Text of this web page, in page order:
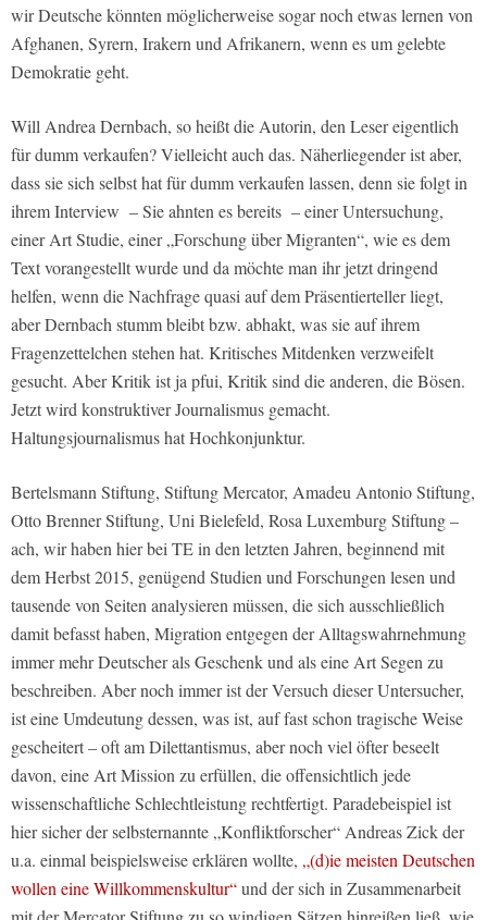
wir Deutsche könnten möglicherweise sogar noch etwas lernen von
Afghanen, Syrern, Irakern und Afrikanern, wenn es um gelebte
Demokratie geht.
Will Andrea Dernbach, so heißt die Autorin, den Leser eigentlich
für dumm verkaufen? Vielleicht auch das. Näherliegender ist aber,
dass sie sich selbst hat für dumm verkaufen lassen, denn sie folgt in
ihrem Interview – Sie ahnten es bereits – einer Untersuchung,
einer Art Studie, einer „Forschung über Migranten“, wie es dem
Text vorangestellt wurde und da möchte man ihr jetzt dringend
helfen, wenn die Nachfrage quasi auf dem Präsentierteller liegt,
aber Dernbach stumm bleibt bzw. abhakt, was sie auf ihrem
Fragenzettelchen stehen hat. Kritisches Mitdenken verzweifelt
gesucht. Aber Kritik ist ja pfui, Kritik sind die anderen, die Bösen.
Jetzt wird konstruktiver Journalismus gemacht.
Haltungsjournalismus hat Hochkonjunktur.
Bertelsmann Stiftung, Stiftung Mercator, Amadeu Antonio Stiftung,
Otto Brenner Stiftung, Uni Bielefeld, Rosa Luxemburg Stiftung –
ach, wir haben hier bei TE in den letzten Jahren, beginnend mit
dem Herbst 2015, genügend Studien und Forschungen lesen und
tausende von Seiten analysieren müssen, die sich ausschließlich
damit befasst haben, Migration entgegen der Alltagswahrnehmung
immer mehr Deutscher als Geschenk und als eine Art Segen zu
beschreiben. Aber noch immer ist der Versuch dieser Untersucher,
ist eine Umdeutung dessen, was ist, auf fast schon tragische Weise
gescheitert – oft am Dilettantismus, aber noch viel öfter beseelt
davon, eine Art Mission zu erfüllen, die offensichtlich jede
wissenschaftliche Schlechtleistung rechtfertigt. Paradebeispiel ist
hier sicher der selbsternannte „Konfliktforscher“ Andreas Zick der
u.a. einmal beispielsweise erklären wollte, „(d)ie meisten Deutschen
wollen eine Willkommenskultur“und der sich in Zusammenarbeit